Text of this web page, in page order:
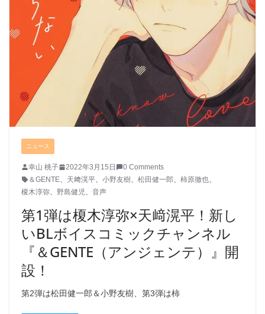
ニュース
幸山 桃子 2022年3月15日
0 Comments
＆GENTE
天﨑滉平 小野友樹 松田健一郎 柿原徹也
榎木淳弥
野島健児 音声
第1弾は榎木淳弥×天﨑滉平！新し
いBLボイスコミックチャンネル
『＆GENTE（アンジェンテ）』開
設！
第2弾は松田健一郎＆小野友樹、第3弾は柿